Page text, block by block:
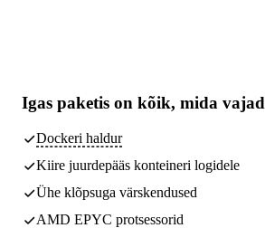
Igas paketis on kõik, mida vajad
Dockeri haldur
Kiire juurdepääs konteineri logidele
Ühe klõpsuga värskendused
AMD EPYC protsessorid